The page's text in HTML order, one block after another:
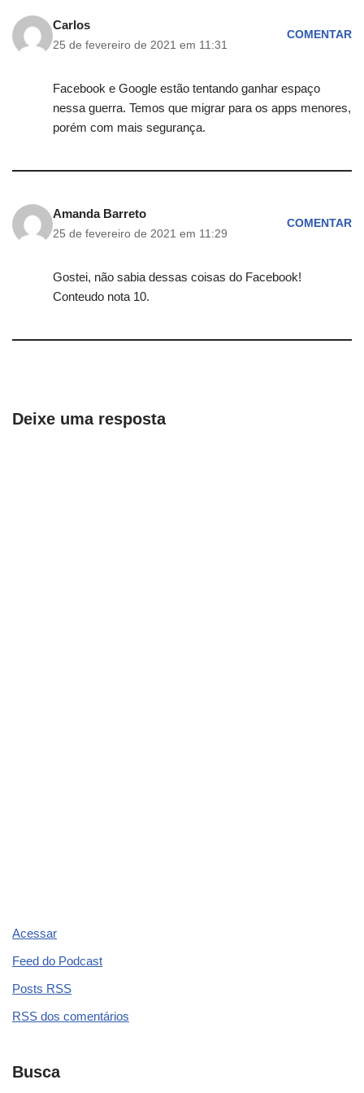
Carlos
25 de fevereiro de 2021 em 11:31
COMENTAR
Facebook e Google estão tentando ganhar espaço
nessa guerra. Temos que migrar para os apps menores,
porém com mais segurança.
Amanda Barreto
25 de fevereiro de 2021 em 11:29
COMENTAR
Gostei, não sabia dessas coisas do Facebook!
Conteudo nota 10.
Deixe uma resposta
Acessar
Feed do Podcast
Posts RSS
RSS dos comentários
Busca